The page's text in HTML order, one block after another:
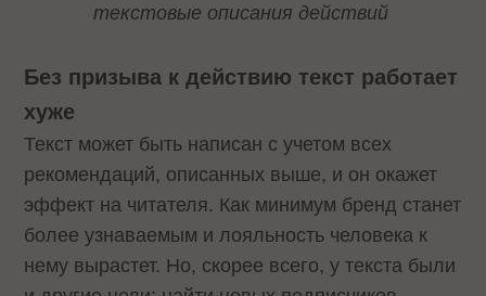
текстовые описания действий
Без призыва к действию текст работает
хуже
Текст может быть написан с учетом всех
рекомендаций, описанных выше, и он окажет
эффект на читателя. Как минимум бренд станет
более узнаваемым и лояльность человека к
нему вырастет. Но, скорее всего, у текста были